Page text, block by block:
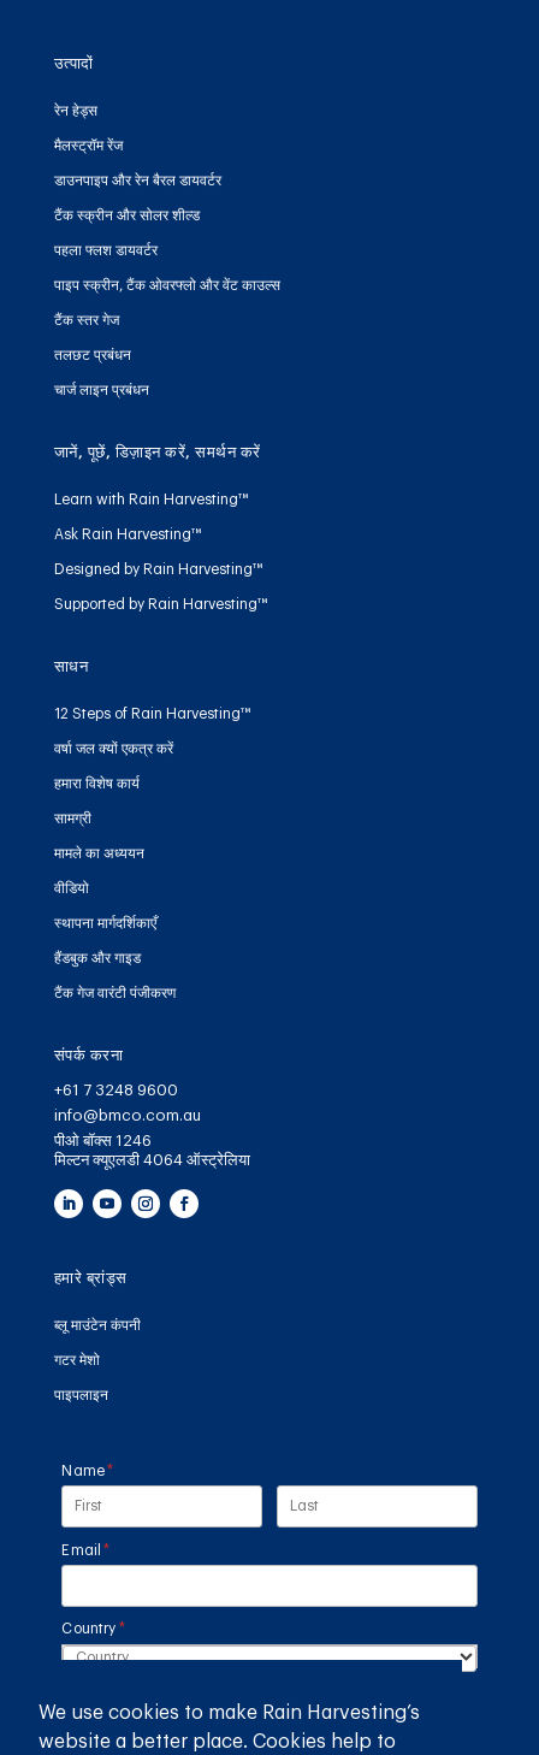
उत्पादों
रेन हेड्स
मैलस्ट्रॉम रेंज
डाउनपाइप और रेन बैरल डायवर्टर
टैंक स्क्रीन और सोलर शील्ड
पहला फ्लश डायवर्टर
पाइप स्क्रीन, टैंक ओवरफ्लो और वेंट काउल्स
टैंक स्तर गेज
तलछट प्रबंधन
चार्ज लाइन प्रबंधन
जानें, पूछें, डिज़ाइन करें, समर्थन करें
Learn with Rain Harvesting™
Ask Rain Harvesting™
Designed by Rain Harvesting™
Supported by Rain Harvesting™
साधन
12 Steps of Rain Harvesting™
वर्षा जल क्यों एकत्र करें
हमारा विशेष कार्य
सामग्री
मामले का अध्ययन
वीडियो
स्थापना मार्गदर्शिकाएँ
हैंडबुक और गाइड
टैंक गेज वारंटी पंजीकरण
संपर्क करना
+61 7 3248 9600
info@bmco.com.au
पीओ बॉक्स 1246
मिल्टन क्यूएलडी 4064 ऑस्ट्रेलिया
हमारे ब्रांड्स
ब्लू माउंटेन कंपनी
गटर मेशो
पाइपलाइन
Name*
(required)
Email *
(required)
Country *(required)
SUBMIT
We use cookies to make Rain Harvesting’s
website a better place. Cookies help to